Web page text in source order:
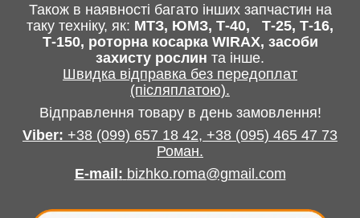
Також в наявності багато інших запчастин на
таку техніку, як: МТЗ, ЮМЗ, Т-40,
Т-25, Т-16,
Т-150, роторна косарка WIRAX, засоби
захисту рослин та інше.
Швидка відправка без передоплат
(післяплатою).
Відправлення товару в день замовлення!
Viber: +38 (099) 657 18 42, +38 (095) 465 47 73
Роман.
E-mail: bizhko.roma@gmail.com